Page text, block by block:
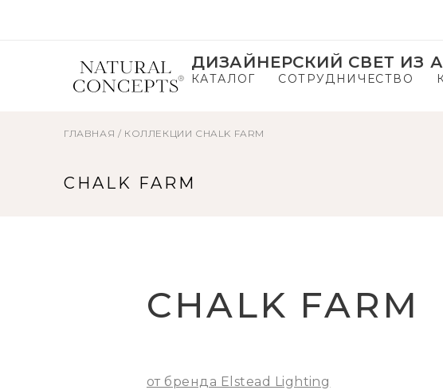
ДИЗАЙНЕРСКИЙ СВЕТ ИЗ
КАТАЛОГ СОТРУДНИЧЕСТВО
ГЛАВНАЯ / КОЛЛЕКЦИИ CHALK FARM
CHALK FARM
CHALK FARM
от бренда Elstead Lighting